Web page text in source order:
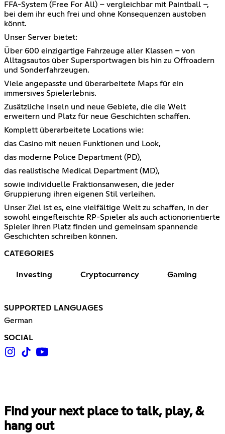
FFA-System (Free For All) – vergleichbar mit Paintball –,
bei dem ihr euch frei und ohne Konsequenzen austoben
könnt.
Unser Server bietet:
Über 600 einzigartige Fahrzeuge aller Klassen – von
Alltagsautos über Supersportwagen bis hin zu Offroadern
und Sonderfahrzeugen.
Viele angepasste und überarbeitete Maps für ein
immersives Spielerlebnis.
Zusätzliche Inseln und neue Gebiete, die die Welt
erweitern und Platz für neue Geschichten schaffen.
Komplett überarbeitete Locations wie:
das Casino mit neuen Funktionen und Look,
das moderne Police Department (PD),
das realistische Medical Department (MD),
sowie individuelle Fraktionsanwesen, die jeder
Gruppierung ihren eigenen Stil verleihen.
Unser Ziel ist es, eine vielfältige Welt zu schaffen, in der
sowohl eingefleischte RP-Spieler als auch actionorientierte
Spieler ihren Platz finden und gemeinsam spannende
Geschichten schreiben können.
CATEGORIES
Investing Cryptocurrency Gaming
SUPPORTED LANGUAGES
German
SOCIAL
Find your next place to talk, play, &
hang out